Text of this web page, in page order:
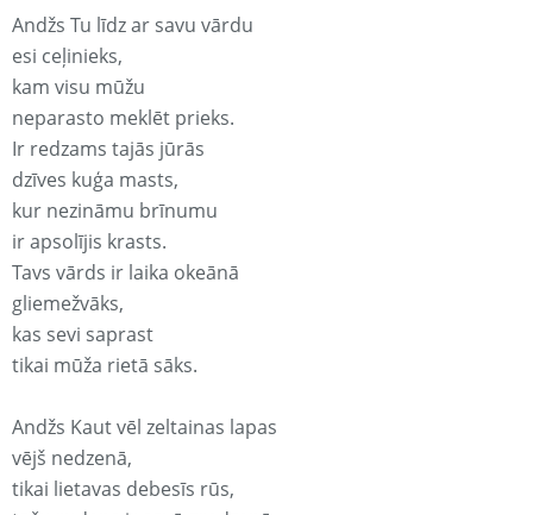
Andžs Tu līdz ar savu vārdu
esi ceļinieks,
kam visu mūžu
neparasto meklēt prieks.
Ir redzams tajās jūrās
dzīves kuģa masts,
kur nezināmu brīnumu
ir apsolījis krasts.
Tavs vārds ir laika okeānā
gliemežvāks,
kas sevi saprast
tikai mūža rietā sāks.
Andžs Kaut vēl zeltainas lapas
vējš nedzenā,
tikai lietavas debesīs rūs,